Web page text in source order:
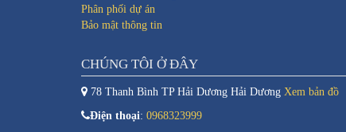
Phân phối dự án
Bảo mật thông tin
CHÚNG TÔI Ở ĐÂY
78 Thanh Bình TP Hải Dương Hải Dương Xem bản đồ
Điện thoại: 0968323999